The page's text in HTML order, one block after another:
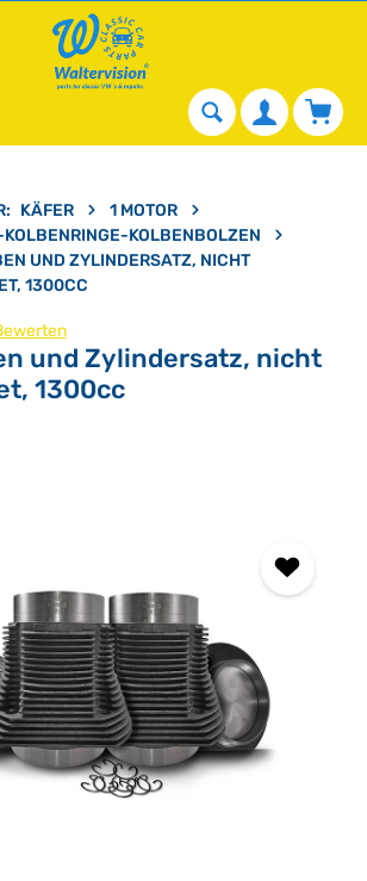
KÄFER
1 MOTOR
KOLBENBOLZEN
UND ZYLINDERSATZ, NICHT
1300CC
von 0 von 5 Sternen
und Zylindersatz, nicht
1300cc